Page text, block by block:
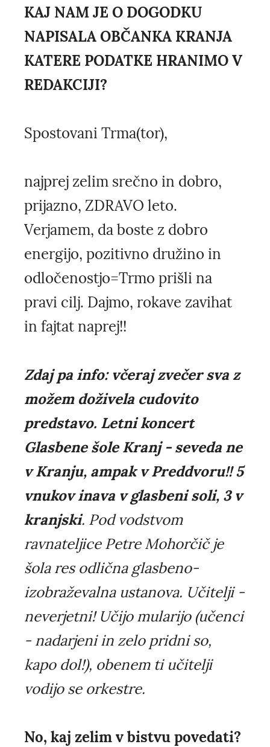
KAJ NAM JE O DOGODKU
NAPISALA OBČANKA KRANJA
KATERE PODATKE HRANIMO V
REDAKCIJI?
Spostovani Trma(tor),
najprej zelim srečno in dobro,
prijazno, ZDRAVO leto.
Verjamem, da boste z dobro
energijo, pozitivno družino in
odločenostjo=Trmo prišli na
pravi cilj. Dajmo, rokave zavihat
in fajtat naprej!!
Zdaj pa info: včeraj zvečer sva z
možem doživela cudovito
predstavo. Letni koncert
Glasbene šole Kranj - seveda ne
v Kranju, ampak v Preddvoru!! 5
vnukov inava v glasbeni soli, 3 v
kranjski. Pod vodstvom
ravnateljice Petre Mohorčič je
šola res odlična glasbeno-
izobraževalna ustanova. Učitelji -
neverjetni! Učijo mularijo (učenci
- nadarjeni in zelo pridni so,
kapo dol!), obenem ti učitelji
vodijo se orkestre.
No, kaj zelim v bistvu povedati?